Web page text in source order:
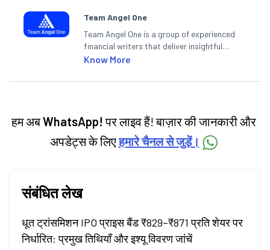
Team Angel One
Team Angel One is a group of experienced
financial writers that deliver insightful
articles on the stock market, IPO, economy,
categories.
Know More
हम अबWhatsApp! पर लाइव हैं! बाज़ार की जानकारी और
अपडेट्स के लिएहमारे चैनल से जुड़ें।
संबंधित लेख
धूत ट्रांसमिशन IPO प्राइस बैंड ₹829–₹871 प्रति शेयर पर
निर्धारित: प्रमुख तिथियाँ और इश्यू विवरण जांचें